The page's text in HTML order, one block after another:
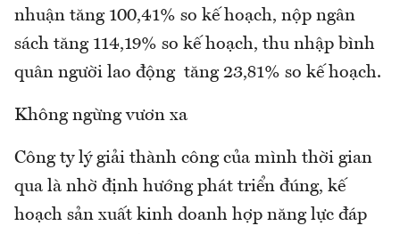
nhuận tăng 100,41% so kế hoạch, nộp ngân
sách tăng 114,19% so kế hoạch, thu nhập bình
quân người lao động tăng 23,81% so kế hoạch.
Không ngừng vươn xa
Công ty lý giải thành công của mình thời gian
qua là nhờ định hướng phát triển đúng, kế
hoạch sản xuất kinh doanh hợp năng lực đáp